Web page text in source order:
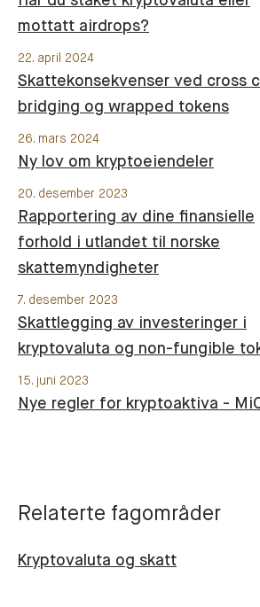
mottatt airdrops?
22. april 2024
Skattekonsekvenser ved cross
bridging og wrapped tokens
26. mars 2024
Ny lov om kryptoeiendeler
20. desember 2023
Rapportering av dine finansielle
forhold i utlandet til norske
skattemyndigheter
7. desember 2023
Skattlegging av investeringer i
kryptovaluta og non-fungible
15. juni 2023
Nye regler for kryptoaktiva -
Relaterte fagområder
Kryptovaluta og skatt